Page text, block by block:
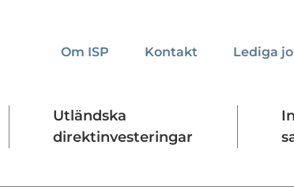
Presskontakt Forskningssäkerhet
Om ISP Kontakt Lediga
Utländska
direktinvesteringar